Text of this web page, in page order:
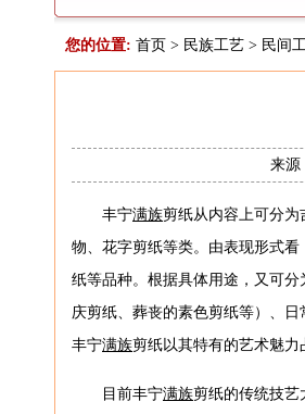
您的位置: 首页 > 民族工艺 > 民间
来源
丰宁满族剪纸从内容上可分为
物、花字剪纸等类。由表现形式
纸等品种。根据具体用途，又可
庆剪纸、葬丧的素色剪纸等）、
丰宁满族剪纸以其特有的艺术魅力
目前丰宁满族剪纸的传统技艺